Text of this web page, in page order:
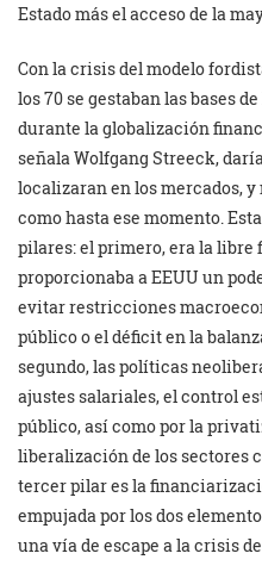
Estado más el acceso de la
Con la crisis del modelo
los 70 se gestaban las bases
durante la globalización
señala Wolfgang Streeck,
localizaran en los mercados, y
como hasta ese momento.
pilares: el primero, era la libre
proporcionaba a EEUU un
evitar restricciones
público o el déficit en la
segundo, las políticas
ajustes salariales, el control
público, así como por la
liberalización de los sectores
tercer pilar es la
empujada por los dos
una vía de escape a la crisis